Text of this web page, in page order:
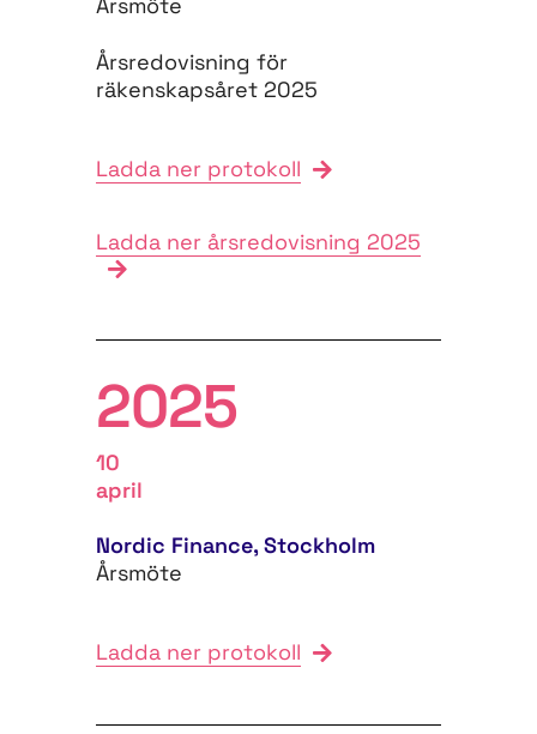
Årsmöte
Årsredovisning för
räkenskapsåret 2025
Ladda ner protokoll
Ladda ner årsredovisning 2025
2025
10
april
Nordic Finance, Stockholm
Årsmöte
Ladda ner protokoll